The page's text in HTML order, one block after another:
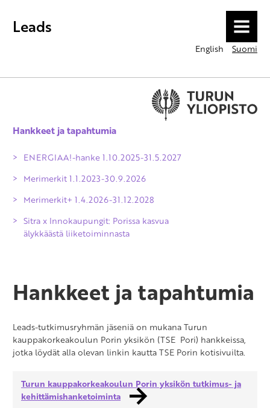
Leads MENU
English Suomi
Hankkeet ja tapahtumia
ENERGIAA!-hanke 1.10.2025-31.5.2027
Merimerkit 1.1.2023-30.9.2026
Merimerkit+ 1.4.2026-31.12.2028
Sitra x Innokaupungit: Porissa kasvua
älykkäästä liiketoiminnasta
Hankkeet ja tapahtumia
Leads-tutkimusryhmän jäseniä on mukana Turun
kauppakorkeakoulun Porin yksikön (TSE Pori) hankkeissa,
jotka löydät alla olevan linkin kautta TSE Porin kotisivuilta.
Turun kauppakorkeakoulun Porin yksikön tutkimus- ja
kehittämishanketoiminta